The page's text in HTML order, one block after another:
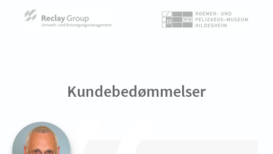
Kundebedømmelser